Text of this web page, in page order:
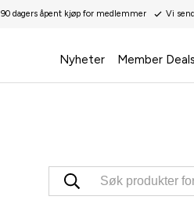
90 dagers åpent kjøp for medlemmer Vi
Nyheter Member